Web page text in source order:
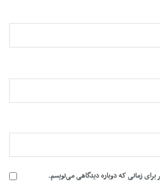
برای زمانی که دوباره دیدگاهی می‌نویسم.